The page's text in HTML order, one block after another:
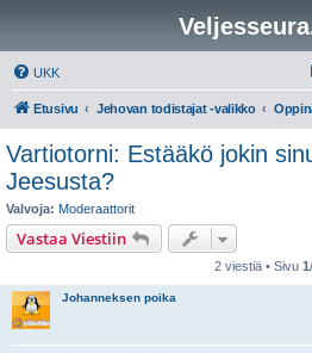
UKK
Etusivu Jehovan todistajat -valikko
Vartiotorni: Estääkö jokin
Jeesusta?
Valvoja: Moderaattorit
Vastaa Viestiin
2 viestiä • Sivu 1/
Johanneksen poika